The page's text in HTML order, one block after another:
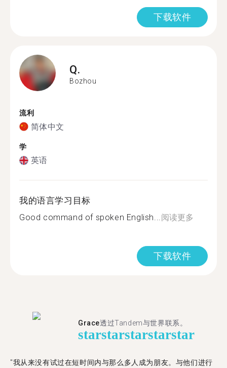
下载软件
Q.
Bozhou
流利
简体中文
学
英语
我的语言学习目标
Good command of spoken English...阅读更多
下载软件
Grace透过Tandem与世界联系。
starstarstarstarstar
"我从来没有试过在短时间内与那么多人成为朋友。与他们进行